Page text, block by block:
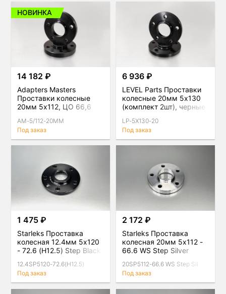
НОВИНКА
14 182 ₽
Adapters Masters
Проставки колесные
20мм 5х112, ЦО 66,6
черные
AM-5/112-20MM
Под заказ
6 936 ₽
LEVEL Parts Проставки
колесные 20мм 5х130
(комплект 2шт), черные
LP-5X130-20
Под заказ
1 475 ₽
Starleks Проставка
колесная 12.4мм 5x120
- 72.6 (H12.5) Step Black
12.4SP5120-72.6(H12.5)
Под заказ
2 172 ₽
Starleks Проставка
колесная 20мм 5x112 -
66.6 WS Step Silver
20SP5112-66.6 WS Step Sil
Под заказ